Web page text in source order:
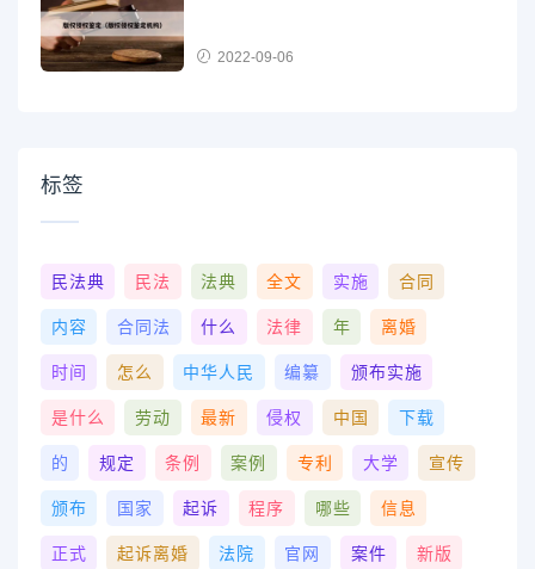
2022-09-06
标签
民法典 民法 法典 全文 实施 合同
内容 合同法 什么 法律 年 离婚
时间 怎么 中华人民 编纂 颁布实施
是什么 劳动 最新 侵权 中国 下载
的 规定 条例 案例 专利 大学 宣传
颁布 国家 起诉 程序 哪些 信息
正式 起诉离婚 法院 官网 案件 新版